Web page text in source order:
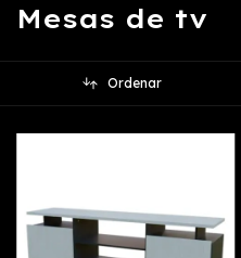
Mesas de tv
Ordenar